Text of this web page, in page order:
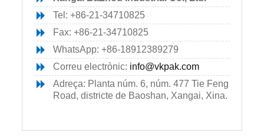
Tel: +86-21-34710825
Fax: +86-21-34710825
WhatsApp: +86-18912389279
Correu electrònic: info@vkpak.com
Adreça: Planta núm. 6, núm. 477 Tie Feng
Road, districte de Baoshan, Xangai, Xina.